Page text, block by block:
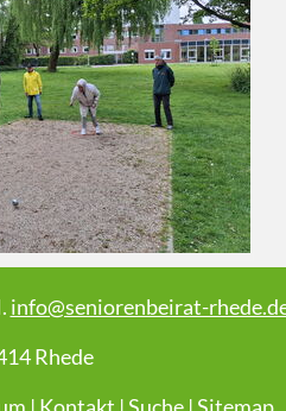
info@seniorenbeirat-
Rhede